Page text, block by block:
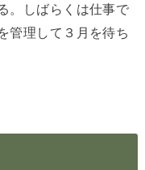
。しばらくは仕事で
管理して３月を待ち